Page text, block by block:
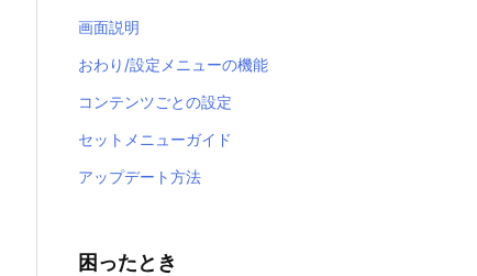
画面説明
おわり/設定メニューの機能
コンテンツごとの設定
セットメニューガイド
アップデート方法
困ったとき